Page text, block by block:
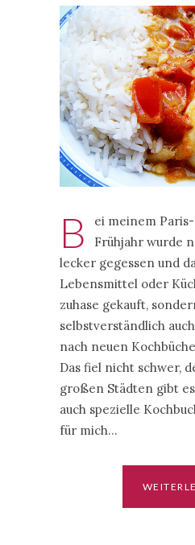
B
ei meinem
Frühjahr wurde
lecker gegessen und
Lebensmittel oder
zuhase gekauft,
selbstverständlich
nach neuen
Das fiel nicht schwer,
großen Städten gibt
auch spezielle
für mich…